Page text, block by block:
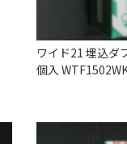
ワイド21 埋込ダ
個入